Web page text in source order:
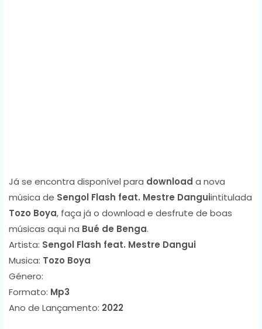
Já se encontra disponível para download a nova
música de Sengol Flash feat. Mestre Danguiintitulada
Tozo Boya, faça já o download e desfrute de boas
músicas aqui na Bué de Benga.
Artista: Sengol Flash feat. Mestre Dangui
Musica: Tozo Boya
Género:
Formato: Mp3
Ano de Lançamento: 2022